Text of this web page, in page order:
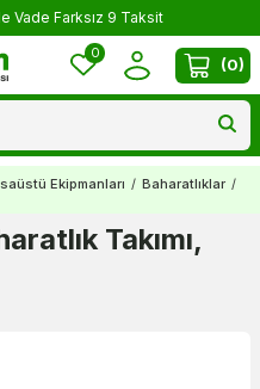
Vade Farksız 9 Taksit
0
(0)
Ekipmanları / Baharatlıklar /
Takımı,